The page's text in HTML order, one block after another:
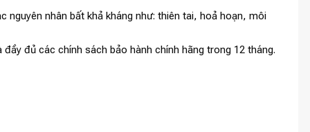
nhân bất khả kháng như: thiên tai, hoả hoạn, môi
đủ các chính sách bảo hành chính hãng trong 12 tháng.